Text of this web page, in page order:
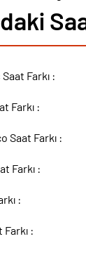
Farkı :
Farkı :
Saat Farkı :
Farkı :
:
: